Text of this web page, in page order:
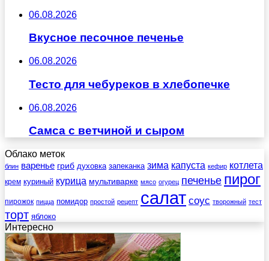
06.08.2026
Вкусное песочное печенье
06.08.2026
Тесто для чебуреков в хлебопечке
06.08.2026
Самса с ветчиной и сыром
Облако меток
блин варенье гриб духовка запеканка зима капуста кефир котлета
крем куриный курица мультиварке мясо огурец печенье пирог
пирожок пицца помидор простой рецепт салат соус творожный тест
торт яблоко
Интересно